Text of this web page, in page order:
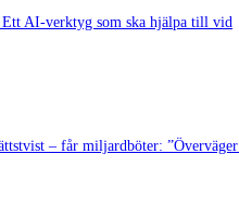
Ett AI-verktyg som ska hjälpa till vid
– får miljardböter: